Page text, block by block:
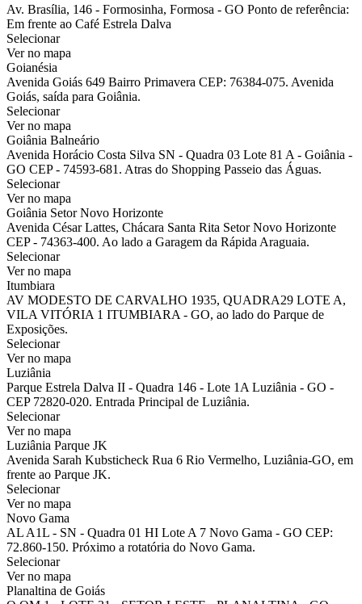
Av. Brasília, 146 - Formosinha, Formosa - GO Ponto de referência:
Em frente ao Café Estrela Dalva
Selecionar
Ver no mapa
Goianésia
Avenida Goiás 649 Bairro Primavera CEP: 76384-075. Avenida
Goiás, saída para Goiânia.
Selecionar
Ver no mapa
Goiânia Balneário
Avenida Horácio Costa Silva SN - Quadra 03 Lote 81 A - Goiânia -
GO CEP - 74593-681. Atras do Shopping Passeio das Águas.
Selecionar
Ver no mapa
Goiânia Setor Novo Horizonte
Avenida César Lattes, Chácara Santa Rita Setor Novo Horizonte
CEP - 74363-400. Ao lado a Garagem da Rápida Araguaia.
Selecionar
Ver no mapa
Itumbiara
AV MODESTO DE CARVALHO 1935, QUADRA29 LOTE A,
VILA VITÓRIA 1 ITUMBIARA - GO, ao lado do Parque de
Exposições.
Selecionar
Ver no mapa
Luziânia
Parque Estrela Dalva II - Quadra 146 - Lote 1A Luziânia - GO -
CEP 72820-020. Entrada Principal de Luziânia.
Selecionar
Ver no mapa
Luziânia Parque JK
Avenida Sarah Kubsticheck Rua 6 Rio Vermelho, Luziânia-GO, em
frente ao Parque JK.
Selecionar
Ver no mapa
Novo Gama
AL A1L - SN - Quadra 01 HI Lote A 7 Novo Gama - GO CEP:
72.860-150. Próximo a rotatória do Novo Gama.
Selecionar
Ver no mapa
Planaltina de Goiás